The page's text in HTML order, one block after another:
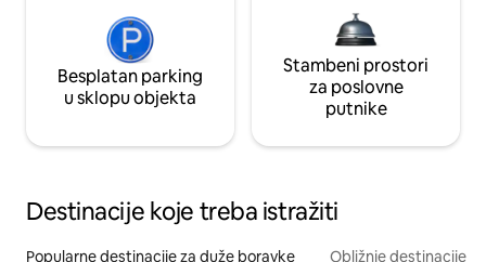
Besplatan parking
u sklopu objekta
Stambeni prostori
za poslovne
putnike
Destinacije koje treba istražiti
Popularne destinacije za duže boravke Obližnje destinacije